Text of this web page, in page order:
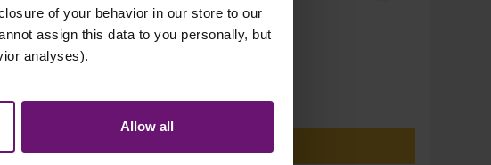
of your behavior in our store to our
assign this data to you personally, but
analyses).
Allow all